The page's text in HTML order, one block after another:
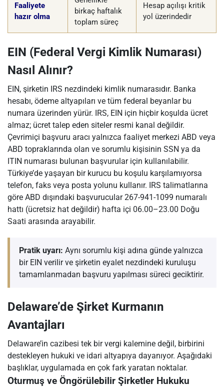
Faaliyete
hazır olma
birkaç haftalık
toplam süreç
Hesap açılışı kritik
yol üzerindedir
EIN (Federal Vergi Kimlik Numarası)
Nasıl Alınır?
EIN, şirketin IRS nezdindeki kimlik numarasıdır. Banka
hesabı, ödeme altyapıları ve tüm federal beyanlar bu
numara üzerinden yürür. IRS, EIN için hiçbir koşulda ücret
almaz; ücret talep eden siteler resmi kanal değildir.
Çevrimiçi başvuru aracı yalnızca faaliyet merkezi ABD veya
ABD topraklarında olan ve sorumlu kişisinin SSN ya da
ITIN numarası bulunan başvurular için kullanılabilir.
Türkiye’de yaşayan bir kurucu bu koşulu karşılamıyorsa
telefon, faks veya posta yolunu kullanır. IRS talimatlarına
göre ABD dışındaki başvurucular 267-941-1099 numaralı
hattı (ücretsiz hat değildir) hafta içi 06.00–23.00 Doğu
Saati arasında arayabilir.
Pratik uyarı: Aynı sorumlu kişi adına günde yalnızca
bir EIN verilir ve şirketin eyalet nezdindeki kuruluşu
tamamlanmadan başvuru yapılması süreci geciktirir.
Delaware’de Şirket Kurmanın
Avantajları
Delaware’in cazibesi tek bir vergi kalemine değil, birbirini
destekleyen hukuki ve idari altyapıya dayanıyor. Aşağıdaki
başlıklar, uygulamada en çok fark yaratan noktalar.
Oturmuş ve Öngörülebilir Şirketler Hukuku